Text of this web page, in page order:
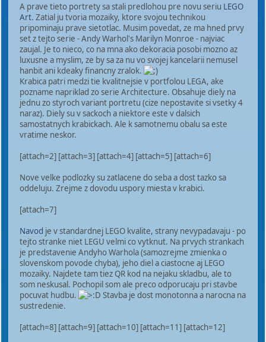
A prave tieto portrety sa stali predlohou pre novu seriu LEGO
Art. Zatial ju tvoria mozaiky, ktore svojou technikou
pripominaju prave sietotlac. Musim povedat, ze ma hned prvy
set z tejto serie - Andy Warhol's Marilyn Monroe - najviac
zaujal. Je to nieco, co na mna ako dekoracia posobi mozno az
luxusne a myslim, ze by sa za nu vo svojej kancelarii nemusel
hanbit ani kdeaky financny zralok.
Krabica patri medzi tie kvalitnejsie v portfolou LEGA, ake
pozname napriklad zo serie Architecture. Obsahuje diely na
jednu zo styroch variant portretu (cize nepostavite si vsetky 4
naraz). Diely su v sackoch a niektore este v dalsich
samostatnych krabickach. Ale k samotnemu obalu sa este
vratime neskor.
[attach=2] [attach=3] [attach=4] [attach=5] [attach=6]
Nove velke podlozky su zatlacene do seba a dost tazko sa
oddeluju. Zrejme z dovodu uspory miesta v krabici.
[attach=7]
Navod je v standardnej LEGO kvalite, strany nevypadavaju - po
tejto stranke niet LEGU velmi co vytknut. Na prvych strankach
je predstavenie Andyho Warhola (samozrejme zmienka o
slovenskom povode chyba), jeho diel a ciastocne aj LEGO
mozaiky. Najdete tam tiez QR kod na nejaku skladbu, ale to
som neskusal. Pochopil som ale preco odporucaju pri stavbe
pocuvat hudbu.
Stavba je dost monotonna a narocna na
sustredenie.
[attach=8] [attach=9] [attach=10] [attach=11] [attach=12]